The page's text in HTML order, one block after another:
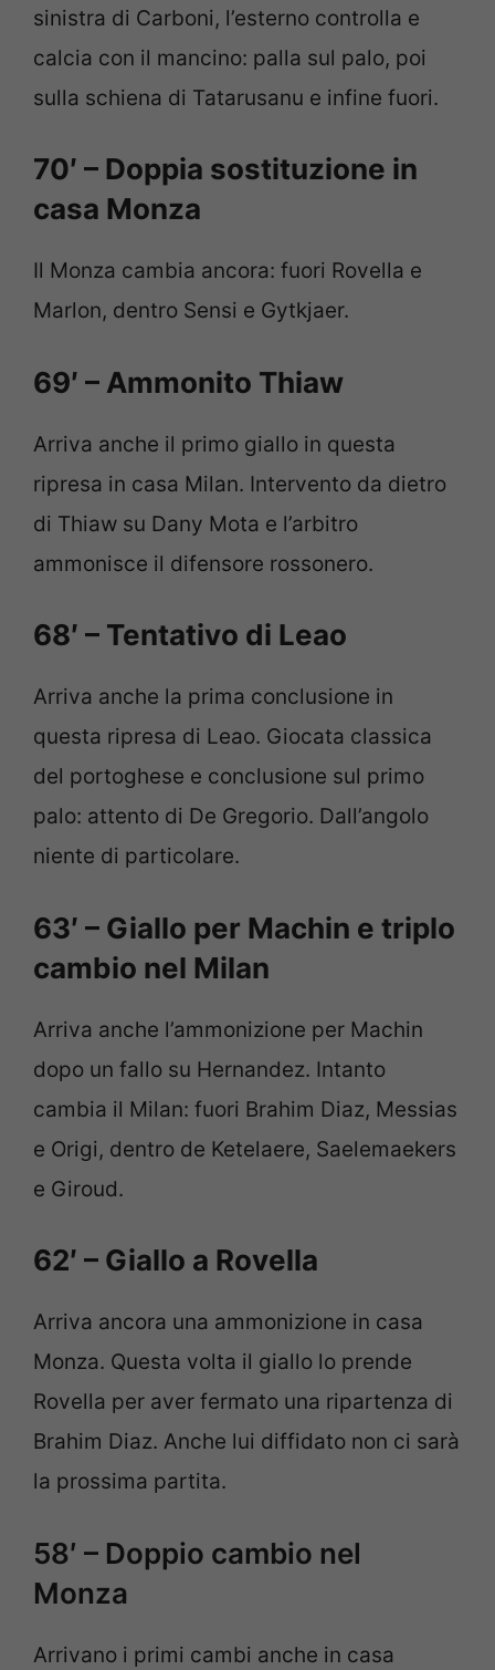
sinistra di Carboni, l’esterno controlla e
calcia con il mancino: palla sul palo, poi
sulla schiena di Tatarusanu e infine fuori.
70′ – Doppia sostituzione in
casa Monza
Il Monza cambia ancora: fuori Rovella e
Marlon, dentro Sensi e Gytkjaer.
69′ – Ammonito Thiaw
Arriva anche il primo giallo in questa
ripresa in casa Milan. Intervento da dietro
di Thiaw su Dany Mota e l’arbitro
ammonisce il difensore rossonero.
68′ – Tentativo di Leao
Arriva anche la prima conclusione in
questa ripresa di Leao. Giocata classica
del portoghese e conclusione sul primo
palo: attento di De Gregorio. Dall’angolo
niente di particolare.
63′ – Giallo per Machin e triplo
cambio nel Milan
Arriva anche l’ammonizione per Machin
dopo un fallo su Hernandez. Intanto
cambia il Milan: fuori Brahim Diaz, Messias
e Origi, dentro de Ketelaere, Saelemaekers
e Giroud.
62′ – Giallo a Rovella
Arriva ancora una ammonizione in casa
Monza. Questa volta il giallo lo prende
Rovella per aver fermato una ripartenza di
Brahim Diaz. Anche lui diffidato non ci sarà
la prossima partita.
58′ – Doppio cambio nel
Monza
Arrivano i primi cambi anche in casa